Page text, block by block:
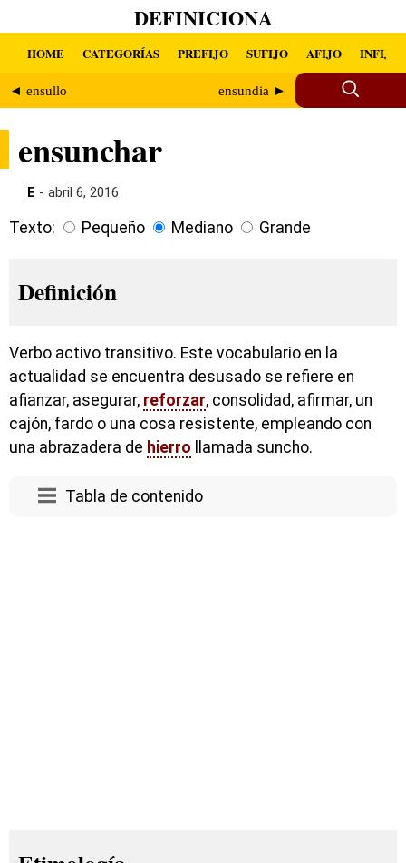
DEFINICIONA
HOME CATEGORÍAS PREFIJO SUFIJO AFIJO INFIJO
◄ ensullo ensundia ►
ensunchar
E - abril 6, 2016
Texto: Pequeño Mediano Grande
Definición
Verbo activo transitivo. Este vocabulario en la
actualidad se encuentra desusado se refiere en
afianzar, asegurar, reforzar, consolidad, afirmar, un
cajón, fardo o una cosa resistente, empleando con
una abrazadera de hierro llamada suncho.
Tabla de contenido